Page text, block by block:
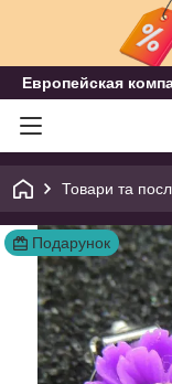
Европейская
Товари та
Подарунок